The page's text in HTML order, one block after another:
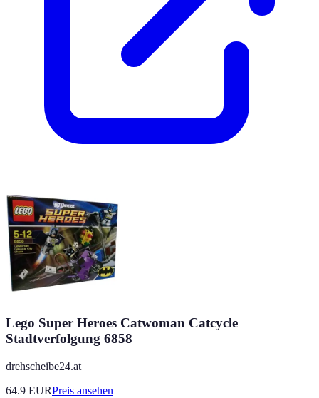
Lego Super Heroes Catwoman Catcycle
Stadtverfolgung 6858
drehscheibe24.at
64.9 EURPreis ansehen